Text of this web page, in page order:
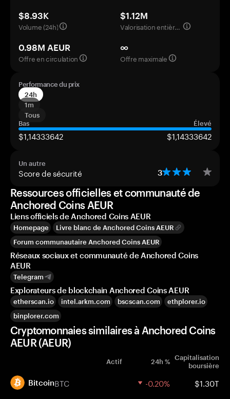
$8.93K
Volume (24h)
$1.12M
Valorisation entièrement diluée
0.98M AEUR
Offre en circulation
∞
Offre maximale
Performance du prix
24h
1m
Tous
Bas
Élevé
$1,14333642 $1,14333642
Un autre
Score de sécurité 3
Ressources officielles et communauté de
Anchored Coins AEUR
Liens officiels de Anchored Coins AEUR
Homepage
Livre blanc de Anchored Coins AEUR
Forum communautaire Anchored Coins AEUR
Réseaux sociaux et communauté de Anchored Coins
AEUR
Telegram
Explorateurs de blockchain Anchored Coins AEUR
etherscan.io intel.arkm.com bscscan.com
ethplorer.io
binplorer.com
Cryptomonnaies similaires à Anchored Coins
AEUR (AEUR)
Actif 24h % Capitalisation
boursière
BitcoinBTC -0.20% $1.30T